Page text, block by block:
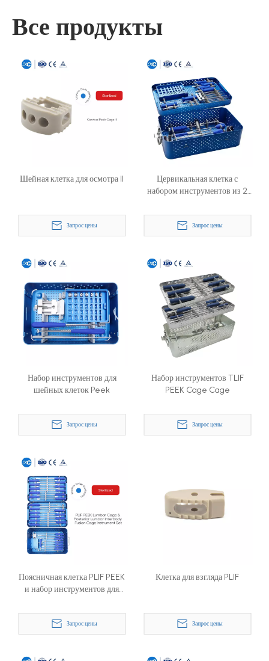
Все продукты
Шейная клетка для осмотра II
Запрос цены
Цервикальная клетка с
набором инструментов из 2
Запрос цены
Набор инструментов для
шейных клеток Peek
Запрос цены
Набор инструментов TLIF
PEEK Cage Cage
Запрос цены
Поясничная клетка PLIF PEEK
и набор инструментов для
межтеловой спондилодезной
клетки
Запрос цены
Клетка для взгляда PLIF
Запрос цены